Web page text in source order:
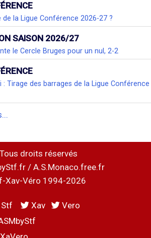
de la Ligue Conférence 2026-27 ?
SAISON 2026/27
le Cercle Bruges pour un nul, 2-2
: Tirage des barrages de la Ligue Conférence
Tous droits réservés
/ A.S.Monaco.free.fr
Xav-Véro 1994-2026
Stf Xav
Vero